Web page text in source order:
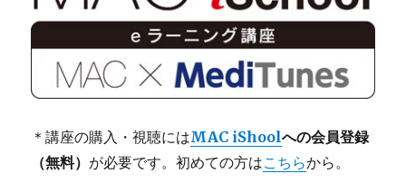
＊講座の購入・視聴にはMAC iShoolへの会員登録
（無料） が必要です。初めての方はこちらから。